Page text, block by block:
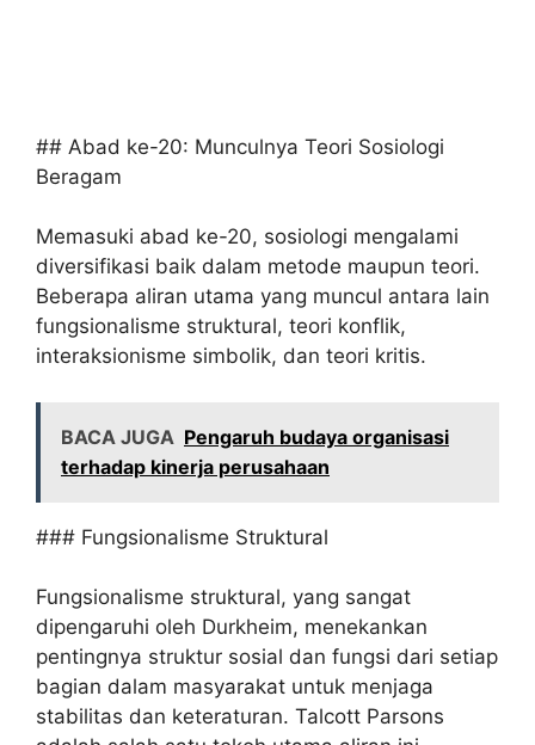
## Abad ke-20: Munculnya Teori Sosiologi
Beragam
Memasuki abad ke-20, sosiologi mengalami
diversifikasi baik dalam metode maupun teori.
Beberapa aliran utama yang muncul antara lain
fungsionalisme struktural, teori konflik,
interaksionisme simbolik, dan teori kritis.
BACA JUGA Pengaruh budaya organisasi
terhadap kinerja perusahaan
### Fungsionalisme Struktural
Fungsionalisme struktural, yang sangat
dipengaruhi oleh Durkheim, menekankan
pentingnya struktur sosial dan fungsi dari setiap
bagian dalam masyarakat untuk menjaga
stabilitas dan keteraturan. Talcott Parsons